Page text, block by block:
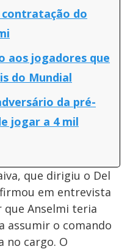
do
aos jogadores que
do Mundial
da pré-
jogar a 4 mil
que dirigiu o Del
em entrevista
que Anselmi teria
assumir o comando
no cargo. O